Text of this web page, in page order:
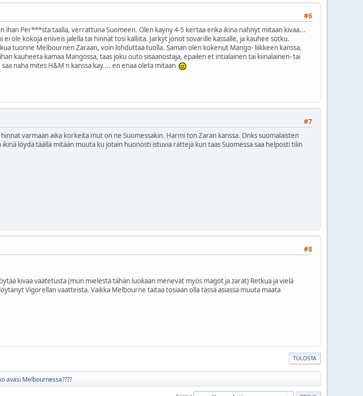
#6
ihan Per***sta taalla, verrattuna Suomeen. Olen kayny 4-5 kertaa enka ikina nahnyt mitaan kivaa...
ole kokoja eniveis jalella tai hinnat tosi kalliita. Jarkyt jonot sovarille kassalle, ja kauhee sotku.
tuonne Melbournen Zaraan, voin lohduttaa tuolla. Saman olen kokenut Mango- liikkeen kanssa.
kauheeta kamaa Mangossa, taas joku outo sisaanostaja, epailen et intialainen tai kiinalainen- tai
naha mites H&M n kanssa kay.... en enaa oleta mitaan
#7
varmaan aika korkeita mut on ne Suomessakin. Harmi ton Zaran kanssa. Onks suomalaisten
löydä täällä mitään muuta ku jotain huonosti istuvia rättejä kun taas Suomessa saa helposti tilin
#8
kivaa vaatetusta (mun mielestä tähän luokaan menevät myös magot ja zarat) Retkua ja vielä
Vigorellan vaatteista. Vaikka Melbourne taitaa tosiaan olla tässä asiassa muuta maata
TULOSTA
avasi Melbournessa????